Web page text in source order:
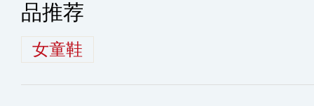
品推荐
女童鞋